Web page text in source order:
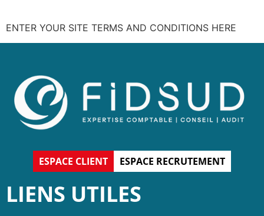
ENTER YOUR SITE TERMS AND CONDITIONS HERE
ESPACE CLIENT ESPACE RECRUTEMENT
LIENS UTILES